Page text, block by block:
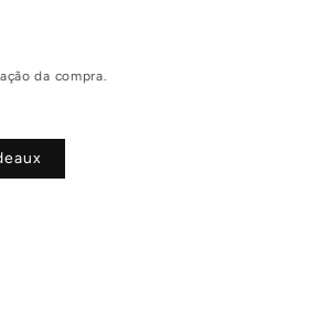
da compra.